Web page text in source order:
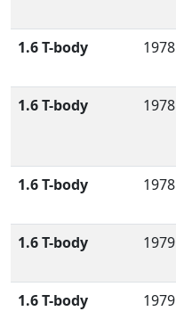
1.6 T-body 1978
1.6 T-body 1978
1.6 T-body 1978
1.6 T-body 1979
1.6 T-body 1979